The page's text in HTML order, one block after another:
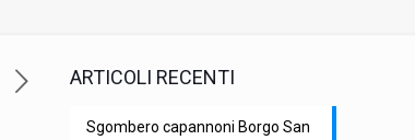
ARTICOLI RECENTI
Sgombero capannoni Borgo San